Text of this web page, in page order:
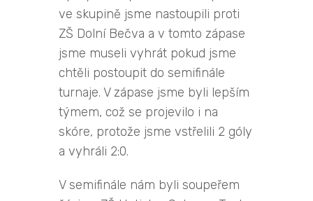
ve skupině jsme nastoupili proti
ZŠ Dolní Bečva a v tomto zápase
jsme museli vyhrát pokud jsme
chtěli postoupit do semifinále
turnaje. V zápase jsme byli lepším
týmem, což se projevilo i na
skóre, protože jsme vstřelili 2 góly
a vyhráli 2:0.
V semifinále nám byli soupeřem